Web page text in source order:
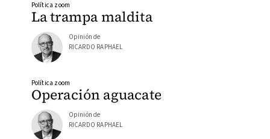
La trampa maldita
Política zoom
Opinión de
RICARDO RAPHAEL
Operación aguacate
Política zoom
Opinión de
RICARDO RAPHAEL